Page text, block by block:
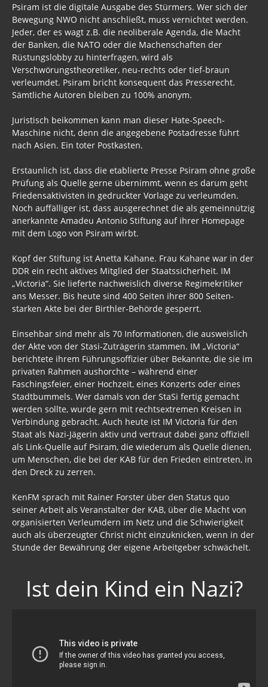
UPIK
Freie Gemeinden
BRD Meinungsfreiheit
Asyl 2017
ASYLINDUSTRIE
Schattenparlament
SPD - Medien Imperium
Stöverstuuv 2017, 2016. 2015
Gästebuch
Psiram ist die digitale Ausgabe des Stürmers. Wer sich der
Bewegung NWO nicht anschließt, muss vernichtet werden.
Jeder, der es wagt z.B. die neoliberale Agenda, die Macht
der Banken, die NATO oder die Machenschaften der
Rüstungslobby zu hinterfragen, wird als
Verschwörungstheoretiker, neu-rechts oder tief-braun
verleumdet. Psiram bricht konsequent das Presserecht.
Sämtliche Autoren bleiben zu 100% anonym.
Juristisch beikommen kann man dieser Hate-Speech-
Maschine nicht, denn die angegebene Postadresse führt
nach Asien. Ein toter Postkasten.
Erstaunlich ist, dass die etablierte Presse Psiram ohne große
Prüfung als Quelle gerne übernimmt, wenn es darum geht
Friedensaktivisten in gedruckter Vorlage zu verleumden.
Noch auffälliger ist, dass ausgerechnet die als gemeinnützig
anerkannte Amadeu Antonio Stiftung auf ihrer Homepage
mit dem Logo von Psiram wirbt.
Kopf der Stiftung ist Anetta Kahane. Frau Kahane war in der
DDR ein recht aktives Mitglied der Staatssicherheit. IM
„Victoria“. Sie lieferte nachweislich diverse Regimekritiker
ans Messer. Bis heute sind 400 Seiten ihrer 800 Seiten-
starken Akte bei der Birthler-Behörde gesperrt.
Einsehbar sind mehr als 70 Informationen, die ausweislich
der Akte von der Stasi-Zuträgerin stammen. IM „Victoria“
berichtete ihrem Führungsoffizier über Bekannte, die sie im
privaten Rahmen aushorchte – während einer
Faschingsfeier, einer Hochzeit, eines Konzerts oder eines
Stadtbummels. Wer damals von der StaSi fertig gemacht
werden sollte, wurde gern mit rechtsextremen Kreisen in
Verbindung gebracht. Auch heute ist IM Victoria für den
Staat als Nazi-Jägerin aktiv und vertraut dabei ganz offiziell
als Link-Quelle auf Psiram, die wiederum als Quelle dienen,
um Menschen, die bei der KAB für den Frieden eintreten, in
den Dreck zu zerren.
KenFM sprach mit Rainer Forster über den Status quo
seiner Arbeit als Veranstalter der KAB, über die Macht von
organisierten Verleumdern im Netz und die Schwierigkeit
auch als überzeugter Christ nicht einzuknicken, wenn in der
Stunde der Bewährung der eigene Arbeitgeber schwächelt.
Ist dein Kind ein Nazi?